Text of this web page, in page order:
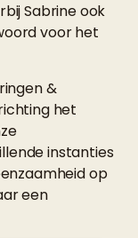
Sabrine ook
voor het
&
het
instanties
op
een